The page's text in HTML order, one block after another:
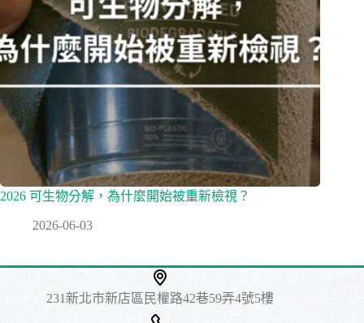
2026 可生物分解，為什麼開始被重新檢視？
2026-06-03
231新北市新店區民權路42巷59弄4號5樓